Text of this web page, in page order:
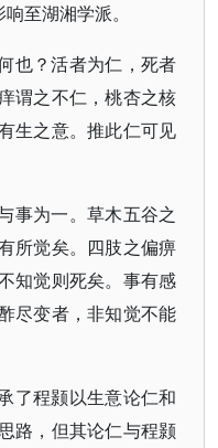
至湖湘学派。
也？活者为仁，死者
谓之不仁，桃杏之核
生之意。推此仁可见
事为一。草木五谷之
所觉矣。四肢之偏痹
知觉则死矣。事有感
尽变者，非知觉不能
了程颢以生意论仁和
路，但其论仁与程颢